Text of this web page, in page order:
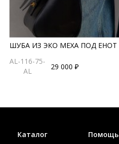
ШУБА ИЗ ЭКО МЕХА ПОД ЕНОТ
AL-116-75-
AL
29 000 ₽
Каталог
Помощь